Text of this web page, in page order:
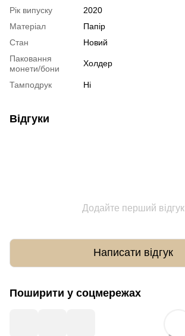
Рік випуску
2020
Матеріал
Папір
Стан
Новий
Паковання
монети/бони
Холдер
Тамподрук Ні
Відгуки
Додайте перший відгук
Написати відгук
Поширити у соцмережах